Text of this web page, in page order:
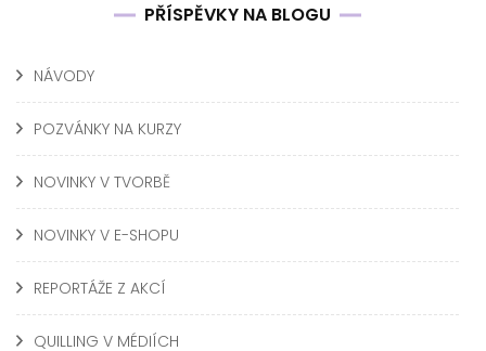
PŘÍSPĚVKY NA BLOGU
NÁVODY
POZVÁNKY NA KURZY
NOVINKY V TVORBĚ
NOVINKY V E-SHOPU
REPORTÁŽE Z AKCÍ
QUILLING V MÉDIÍCH